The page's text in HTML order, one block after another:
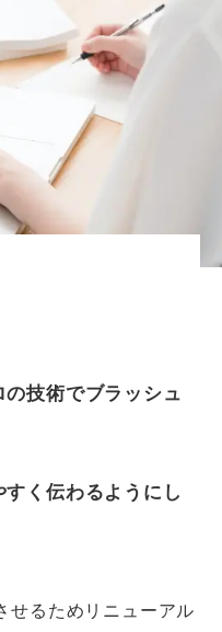
技術でブラッシュ
く伝わるようにし
せるためリニューアル